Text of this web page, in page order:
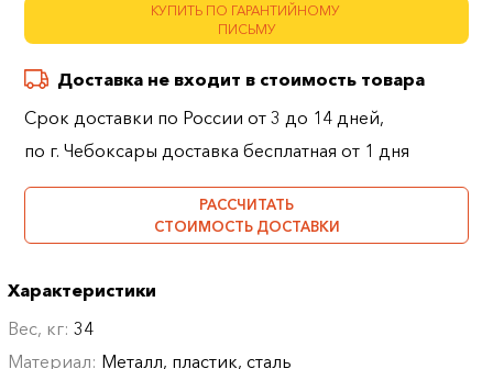
КУПИТЬ ПО ГАРАНТИЙНОМУ
ПИСЬМУ
Доставка не входит в стоимость товара
Срок доставки по России от 3 до 14 дней,
по г. Чебоксары доставка бесплатная от 1 дня
РАССЧИТАТЬ
СТОИМОСТЬ ДОСТАВКИ
Характеристики
Вес, кг:34
Материал: Металл, пластик, сталь